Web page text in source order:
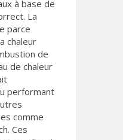
à base de
La
parce
chaleur
de
de chaleur
performant
comme
Ces